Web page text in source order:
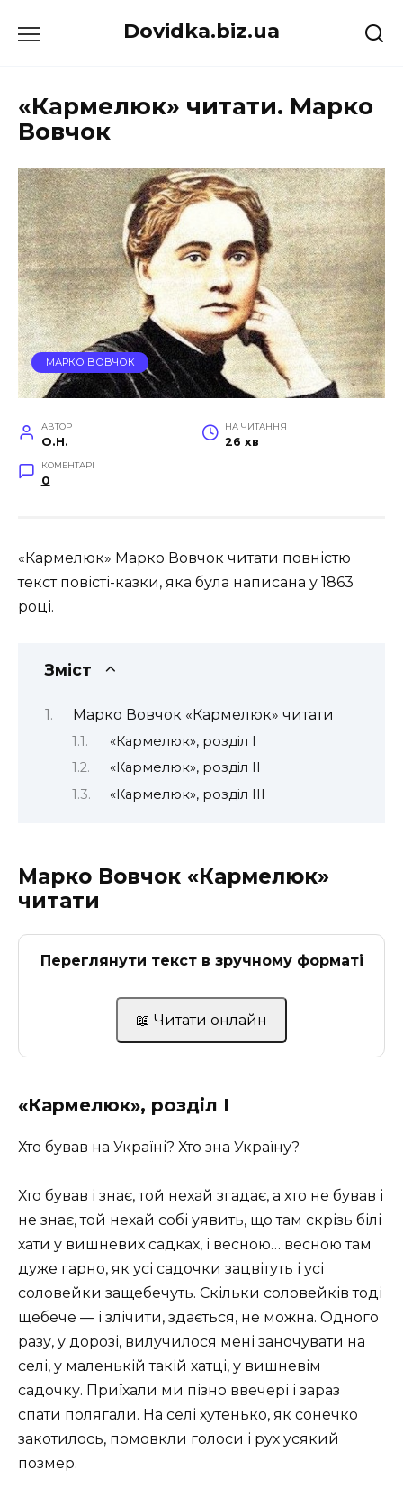
до
Dovidka.biz.ua
«Кармелюк» читати. Марко
Вовчок
МАРКО ВОВЧОК
АВТОР
O.H.
НА ЧИТАННЯ
26 хв
КОМЕНТАРІ
0
«Кармелюк» Марко Вовчок читати повністю
текст повісті-казки, яка була написана у 1863
році.
Зміст
Марко Вовчок «Кармелюк» читати
«Кармелюк», розділ I
«Кармелюк», розділ II
«Кармелюк», розділ III
Марко Вовчок «Кармелюк»
читати
Переглянути текст в зручному форматі
📖 Читати онлайн
«Кармелюк», розділ I
Хто бував на Україні? Хто зна Україну?
Хто бував і знає, той нехай згадає, а хто не бував і
не знає, той нехай собі уявить, що там скрізь білі
хати у вишневих садках, і весною… весною там
дуже гарно, як усі садочки зацвітуть і усі
соловейки защебечуть. Скільки соловейків тоді
щебече — і злічити, здається, не можна. Одного
разу, у дорозі, вилучилося мені заночувати на
селі, у маленькій такій хатці, у вишневім
садочку. Приїхали ми пізно ввечері і зараз
спати полягали. На селі хутенько, як сонечко
закотилось, помовкли голоси і рух усякий
позмер.